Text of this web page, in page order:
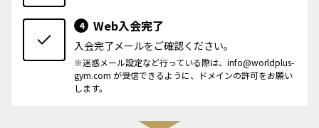
4 Web入会完了
入会完了メールをご確認ください。
※迷惑メール設定など行っている際は、info@worldplus-
gym.com が受信できるように、ドメインの許可をお願い
します。